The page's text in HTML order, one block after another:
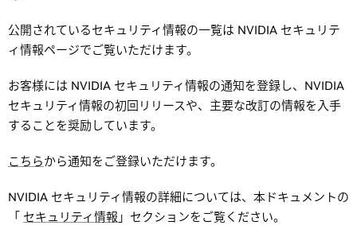
公開されているセキュリティ情報の一覧は NVIDIA セキュリテ
ィ情報ページでご覧いただけます。
お客様には NVIDIA セキュリティ情報の通知を登録し、NVIDIA
セキュリティ情報の初回リリースや、主要な改訂の情報を入手
することを奨励しています。
こちらから通知をご登録いただけます。
NVIDIA セキュリティ情報の詳細については、本ドキュメントの
「 セキュリティ情報 」セクションをご覧ください。